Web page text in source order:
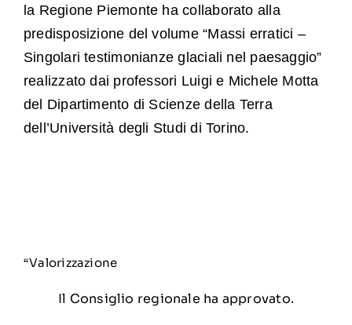
la Regione Piemonte ha collaborato alla
predisposizione del volume “Massi erratici –
Singolari testimonianze glaciali nel paesaggio”
realizzato dai professori Luigi e Michele Motta
del Dipartimento di Scienze della Terra
dell’Università degli Studi di Torino.
“Valorizzazione
Il Consiglio regionale ha approvato.